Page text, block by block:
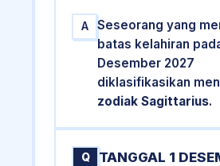
A
Seseorang yang
batas kelahiran
Desember 2027
diklasifikasikan
zodiak Sagittarius.
Q
TANGGAL 1